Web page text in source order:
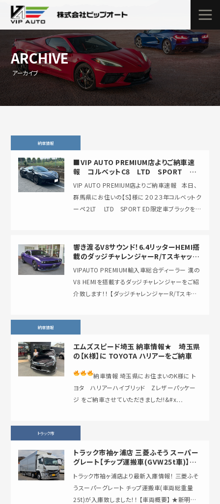
ARCHIVE
アーカイブ
納車情報
■VIP AUTO PREMIUM店よりご納車速
報 コルベットC8 LTD SPORT
EDITION
VIP AUTO PREMIUM店よりご納車速報 本日、
群馬県にお住いの【S】様に２０２３年コルベットク
ーペ２LT LTD SPORT ED限定車ブラックをご
響き渡るV8サウンド！6.4リッターHEMI搭
載のダッジチャレンジャーR/Tスキャット
パック シェイカーを販売中！！
VIPAUTO PREMIUM輸入車総合ディーラー 漢の
V8 HEMIを搭載するダッジチャレンジャーをご紹
介致します！！ 【ダッジチャレンジャーR/Tスキャッ
納車情報
エムズスピード埼玉 納車情報★ 埼玉県
の【K様】に TOYOTA ハリアーをご納車
納車情報
ヨタ ハリアーハイブリッド Zレザーパッケー
ジ をご納車させていただきました‼&#x…
トラック市
トラック市袖ヶ浦店 三菱ふそう スーパー
グレート【チップ運搬車(GVW25t車)】が
入庫致しました！
トラック市袖ヶ浦店より最新入庫情報！ 三菱ふそ
うスーパーグレート チップ運搬車(車両総重量
25t)が入庫致しました！！ 【車両概要】 ★新明和